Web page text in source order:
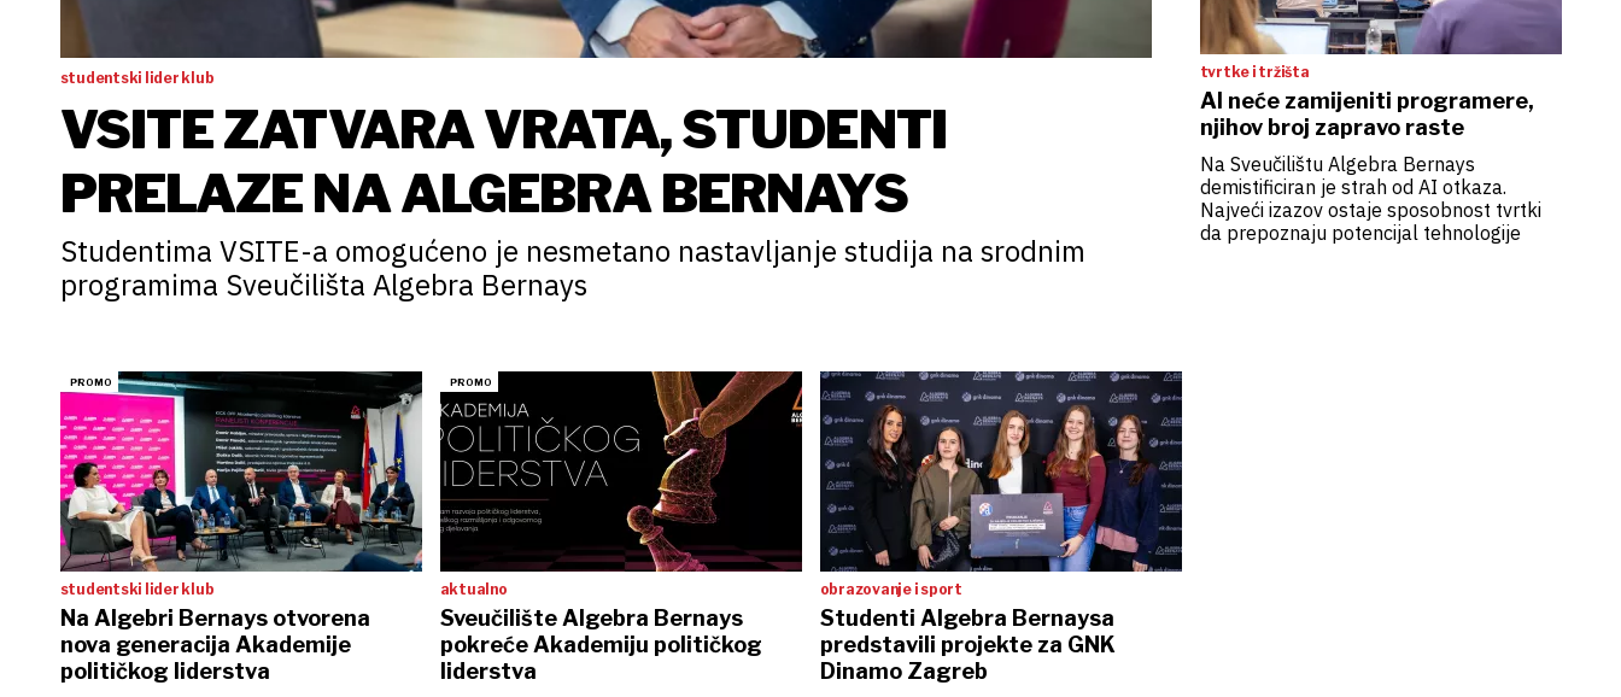
studentski lider klub
VSITE ZATVARA VRATA, STUDENTI
PRELAZE NA ALGEBRA BERNAYS
Studentima VSITE-a omogućeno je nesmetano nastavljanje studija na srodnim
programima Sveučilišta Algebra Bernays
tvrtke i tržišta
AI neće zamijeniti programere,
njihov broj zapravo raste
Na Sveučilištu Algebra Bernays
demistificiran je strah od AI otkaza.
Najveći izazov ostaje sposobnost tvrtki
da prepoznaju potencijal tehnologije
studentski lider klub
Na Algebri Bernays otvorena
nova generacija Akademije
političkog liderstva
aktualno
Sveučilište Algebra Bernays
pokreće Akademiju političkog
liderstva
obrazovanje i sport
Studenti Algebra Bernaysa
predstavili projekte za GNK
Dinamo Zagreb